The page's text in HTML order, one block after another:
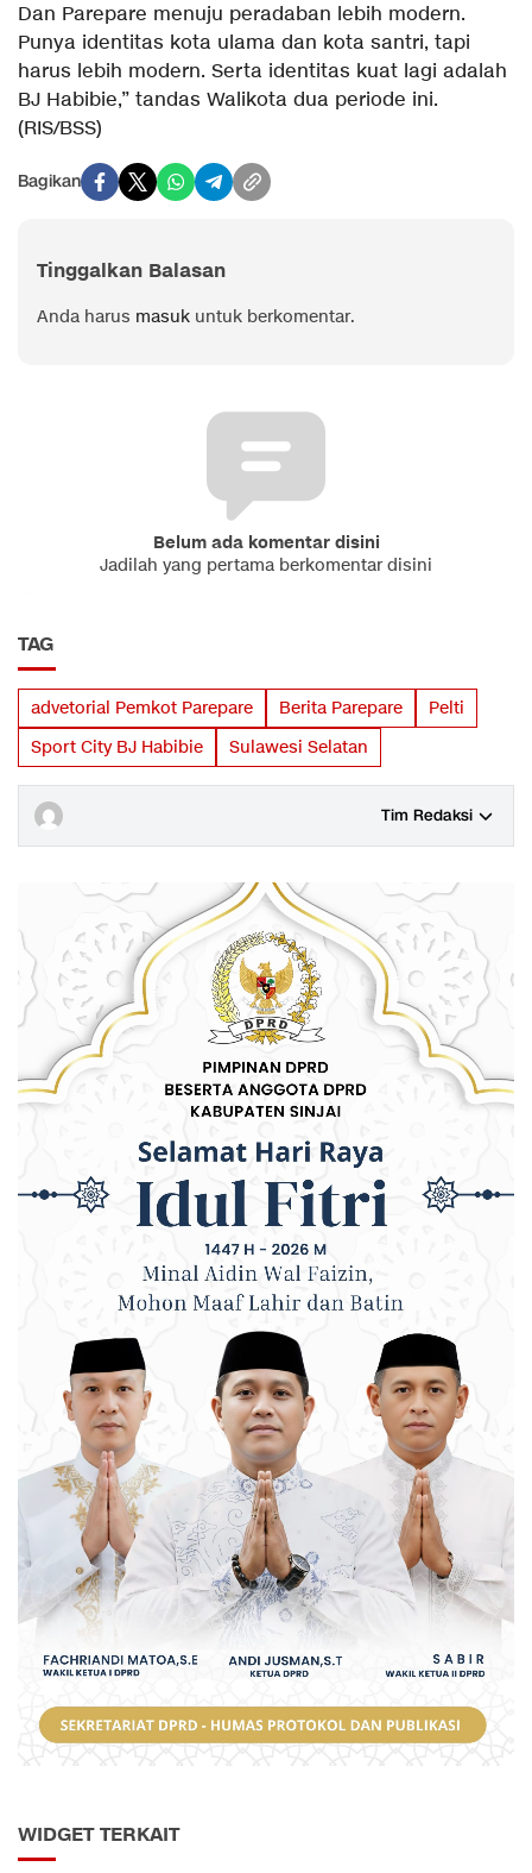
Dan Parepare menuju peradaban lebih modern.
Punya identitas kota ulama dan kota santri, tapi
harus lebih modern. Serta identitas kuat lagi adalah
BJ Habibie,” tandas Walikota dua periode ini.
(RIS/BSS)
Bagikan
Tinggalkan Balasan
Anda harus masuk untuk berkomentar.
Belum ada komentar disini
Jadilah yang pertama berkomentar disini
TAG
advetorial Pemkot Parepare Berita Parepare
Pelti
Sport City BJ Habibie
Sulawesi Selatan
Tim Redaksi
WIDGET TERKAIT